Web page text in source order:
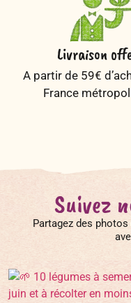
Livraison
A partir de 59€
France
Suivez
Partagez des